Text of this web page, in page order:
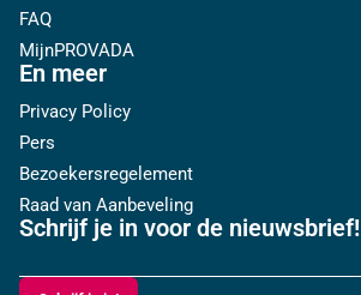
FAQ
MijnPROVADA
En meer
Privacy Policy
Pers
Bezoekersregelement
Raad van Aanbeveling
Schrijf je in voor de nieuwsbrief!